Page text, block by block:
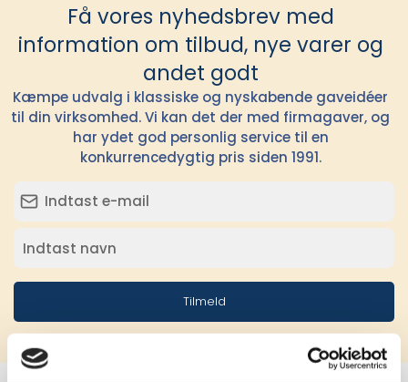
Få vores nyhedsbrev med
information om tilbud, nye varer og
andet godt
Kæmpe udvalg i klassiske og nyskabende gaveidéer
til din virksomhed. Vi kan det der med firmagaver, og
har ydet god personlig service til en
konkurrencedygtig pris siden 1991.
Tilmeld